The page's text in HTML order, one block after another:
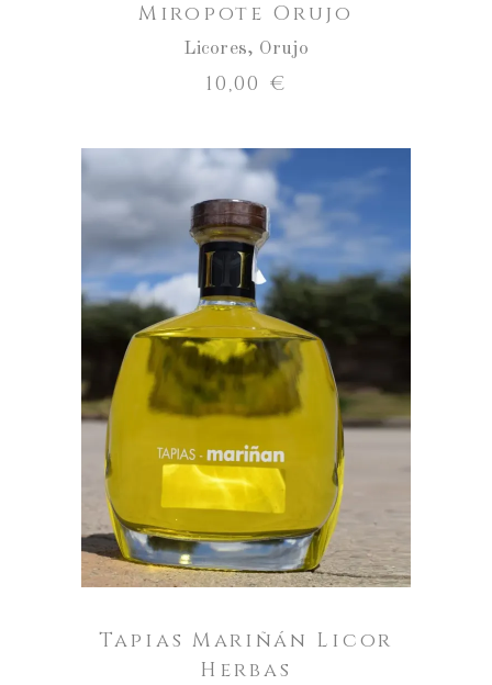
Miropote Orujo
Licores, Orujo
10,00 €
Tapias Mariñán Licor
Herbas